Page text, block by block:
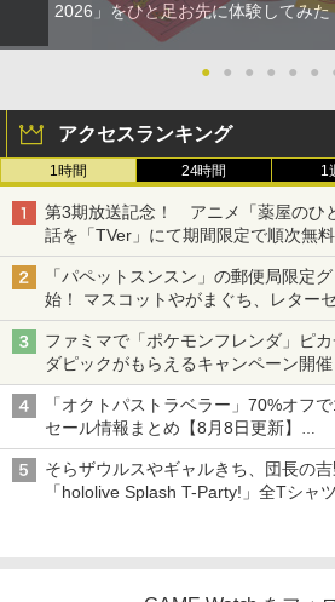
2026」をひと足お先に体験してみた
● ● ● ● ● ●
アクセスランキング
1時間 24時間 1
第3期放送記念！ アニメ「薬屋のひ
話を「TVer」にて期間限定で順次無
「パペットスンスン」の郵便局限定
始！ マスコットやがまぐち、レター
ファミマで「ポケモンフレンダ」ピ
ダピックがもらえるキャンペーン開催
「オクトパストラベラー」70%オフ
セール情報まとめ【8月8日更新】
ニンテンドーeショップでは「大神
そらザウルスやギャルきち、団長の吉
「hololive Splash T-Party!」全Tシャ